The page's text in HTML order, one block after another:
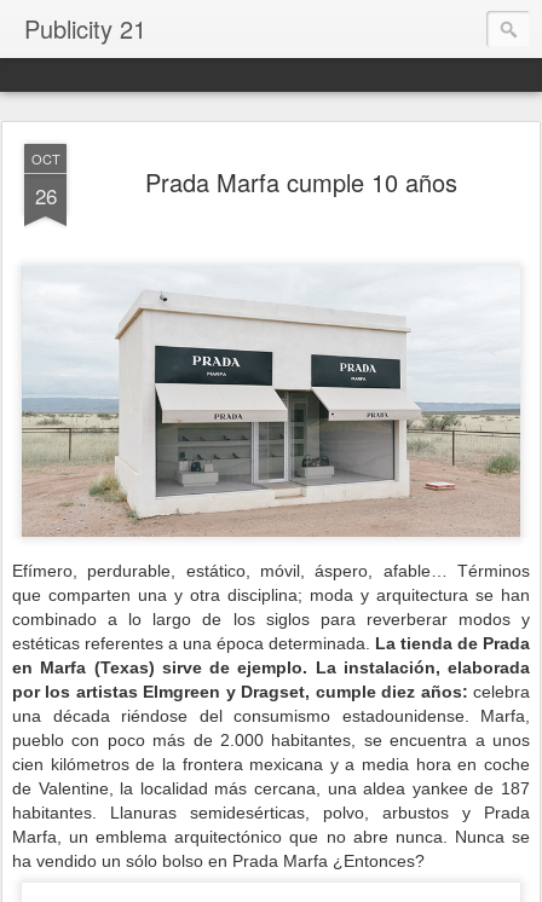
Publicity 21
OCT
26 Prada Marfa cumple 10 años
Efímero, perdurable, estático, móvil, áspero, afable… Términos
que comparten una y otra disciplina; moda y arquitectura se han
combinado a lo largo de los siglos para reverberar modos y
estéticas referentes a una época determinada. La tienda de Prada
en Marfa (Texas) sirve de ejemplo. La instalación, elaborada
por los artistas Elmgreen y Dragset, cumple diez años: celebra
una década riéndose del consumismo estadounidense. Marfa,
pueblo con poco más de 2.000 habitantes, se encuentra a unos
cien kilómetros de la frontera mexicana y a media hora en coche
de Valentine, la localidad más cercana, una aldea yankee de 187
habitantes. Llanuras semidesérticas, polvo, arbustos y Prada
Marfa, un emblema arquitectónico que no abre nunca. Nunca se
ha vendido un sólo bolso en Prada Marfa ¿Entonces?